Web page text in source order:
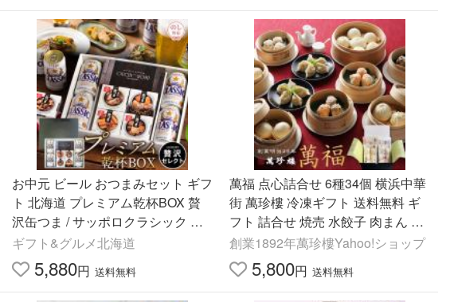
お中元 ビール おつまみセット ギフ
ト 北海道 プレミアム乾杯BOX 贅
沢缶つま / サッポロクラシック お
つまみ ビール ビールおつまみセッ
ト 北海道
ギフト&グルメ北海道
5,880円 送料無料
萬福 点心詰合せ 6種34個 横浜中華
街 萬珍樓 冷凍ギフト 送料無料 ギ
フト 詰合せ 焼売 水餃子 肉まん 中
華 飲茶 お取り寄せ 贈答 お歳暮 御
歳暮 お中元 御中元
創業1892年萬珍樓Yahoo!ショップ
5,800円 送料無料